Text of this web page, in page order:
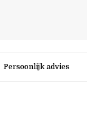
Persoonlijk advies